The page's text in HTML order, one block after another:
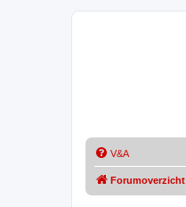
V&A
Forumoverzicht